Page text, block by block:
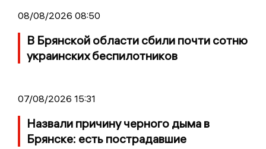
08/08/2026 08:50
В Брянской области сбили почти сотню
украинских беспилотников
07/08/2026 15:31
Назвали причину черного дыма в
Брянске: есть пострадавшие